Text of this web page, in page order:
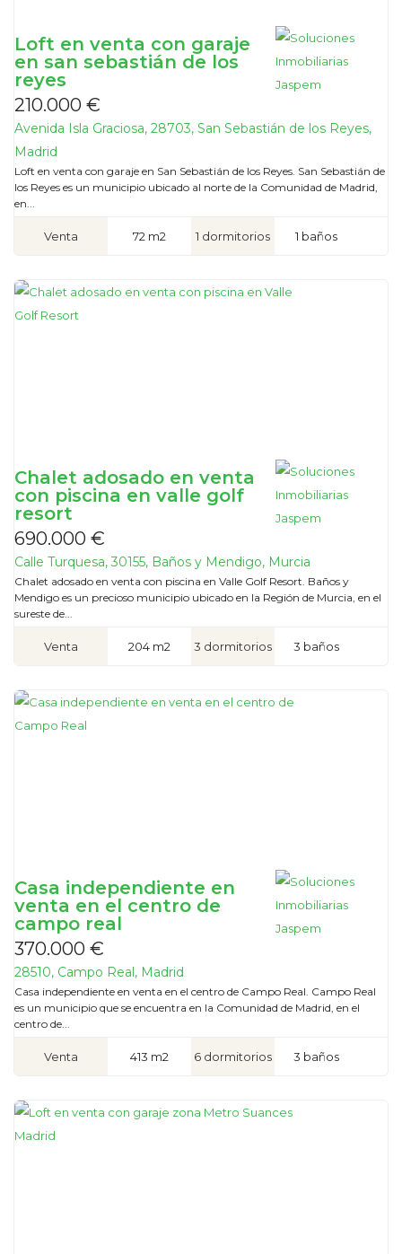
Loft en venta con garaje
en san sebastián de los
reyes
210.000 €
Avenida Isla Graciosa, 28703, San Sebastián de los Reyes,
Madrid
Loft en venta con garaje en San Sebastián de los Reyes. San Sebastián de
los Reyes es un municipio ubicado al norte de la Comunidad de Madrid,
en...
Venta 72 m2 1 dormitorios 1 baños
Chalet adosado en venta
con piscina en valle golf
resort
690.000 €
Calle Turquesa, 30155, Baños y Mendigo, Murcia
Chalet adosado en venta con piscina en Valle Golf Resort. Baños y
Mendigo es un precioso municipio ubicado en la Región de Murcia, en el
sureste de...
Venta 204 m2 3 dormitorios 3 baños
Casa independiente en
venta en el centro de
campo real
370.000 €
28510, Campo Real, Madrid
Casa independiente en venta en el centro de Campo Real. Campo Real
es un municipio que se encuentra en la Comunidad de Madrid, en el
centro de...
Venta 413 m2 6 dormitorios 3 baños